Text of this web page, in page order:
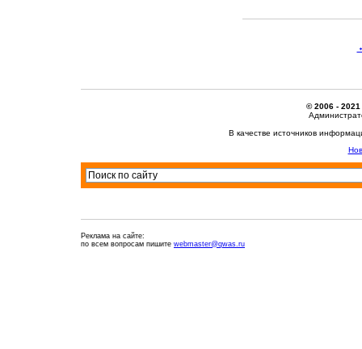
© 2006 - 2021
В качестве источников
Реклама на сайте:
по всем вопросам пишите webmaster@qwas.ru